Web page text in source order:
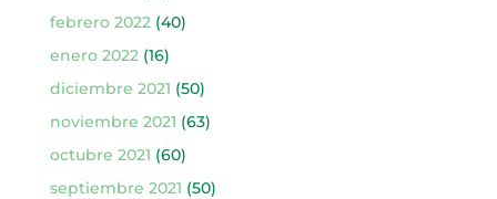
febrero 2022 (40)
enero 2022 (16)
diciembre 2021 (50)
noviembre 2021 (63)
octubre 2021 (60)
septiembre 2021 (50)